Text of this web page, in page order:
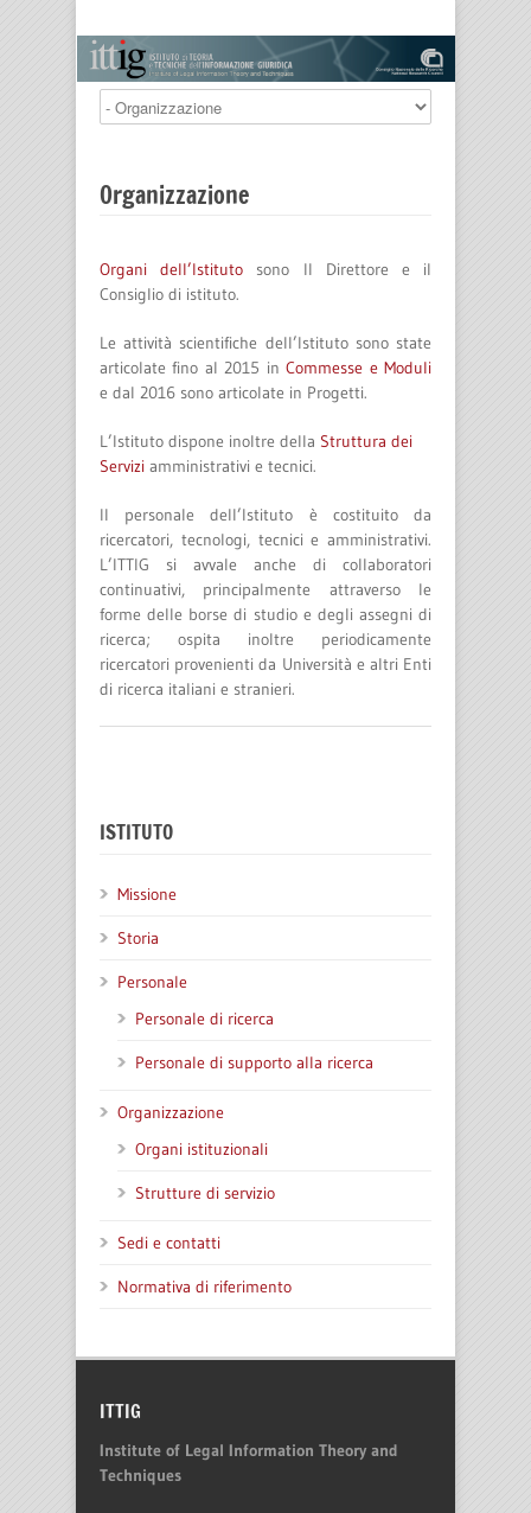
Organizzazione
Organi dell’Istituto sono Il Direttore e il
Consiglio di istituto.
Le attività scientifiche dell’Istituto sono state
articolate fino al 2015 inCommesse e Moduli
e dal 2016 sono articolate in Progetti.
L’Istituto dispone inoltre della Struttura dei
Servizi amministrativi e tecnici.
Il personale dell’Istituto è costituito da
ricercatori, tecnologi, tecnici e amministrativi.
L’ITTIG si avvale anche di collaboratori
continuativi, principalmente attraverso le
forme delle borse di studio e degli assegni di
ricerca; ospita inoltre periodicamente
ricercatori provenienti da Università e altri Enti
di ricerca italiani e stranieri.
ISTITUTO
Missione
Storia
Personale
Personale di ricerca
Personale di supporto alla ricerca
Organizzazione
Organi istituzionali
Strutture di servizio
Sedi e contatti
Normativa di riferimento
ITTIG
Institute of Legal Information Theory and
Techniques